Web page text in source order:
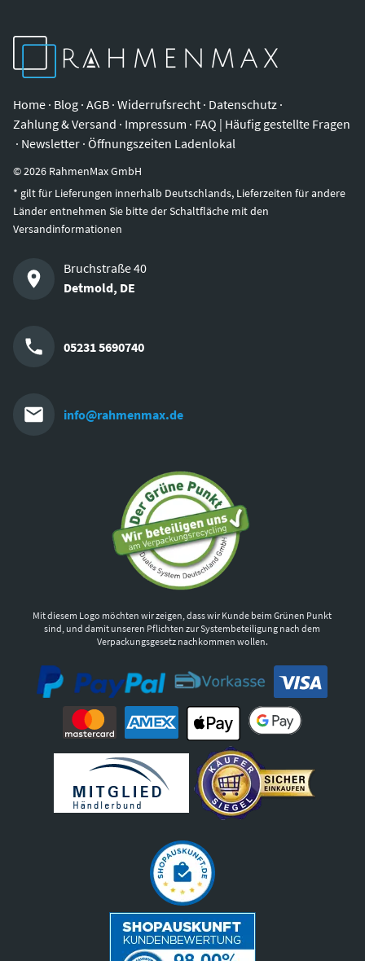
Home · Blog · AGB · Widerrufsrecht · Datenschutz ·
Zahlung & Versand · Impressum · FAQ | Häufig gestellte Fragen
· Newsletter · Öffnungszeiten Ladenlokal
©2026 RahmenMax GmbH
* gilt für Lieferungen innerhalb Deutschlands, Lieferzeiten für andere
Länder entnehmen Sie bitte der Schaltfläche mit den
Versandinformationen
Bruchstraße 40
Detmold, DE
05231 5690740
info@rahmenmax.de
Mit diesem Logo möchten wir zeigen, dass wir Kunde beim Grünen Punkt
sind, und damit unseren Pflichten zur Systembeteiligung nach dem
Verpackungsgesetz nachkommen wollen.